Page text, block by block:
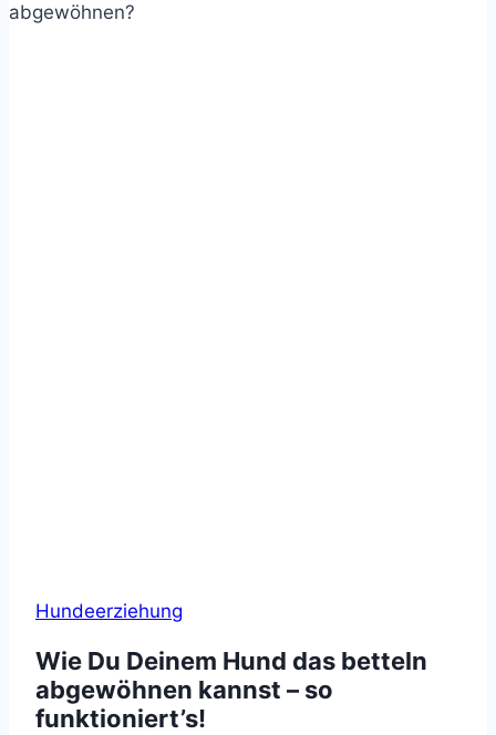
Hundeerziehung
Wie Du Deinem Hund das betteln
abgewöhnen kannst – so
funktioniert’s!